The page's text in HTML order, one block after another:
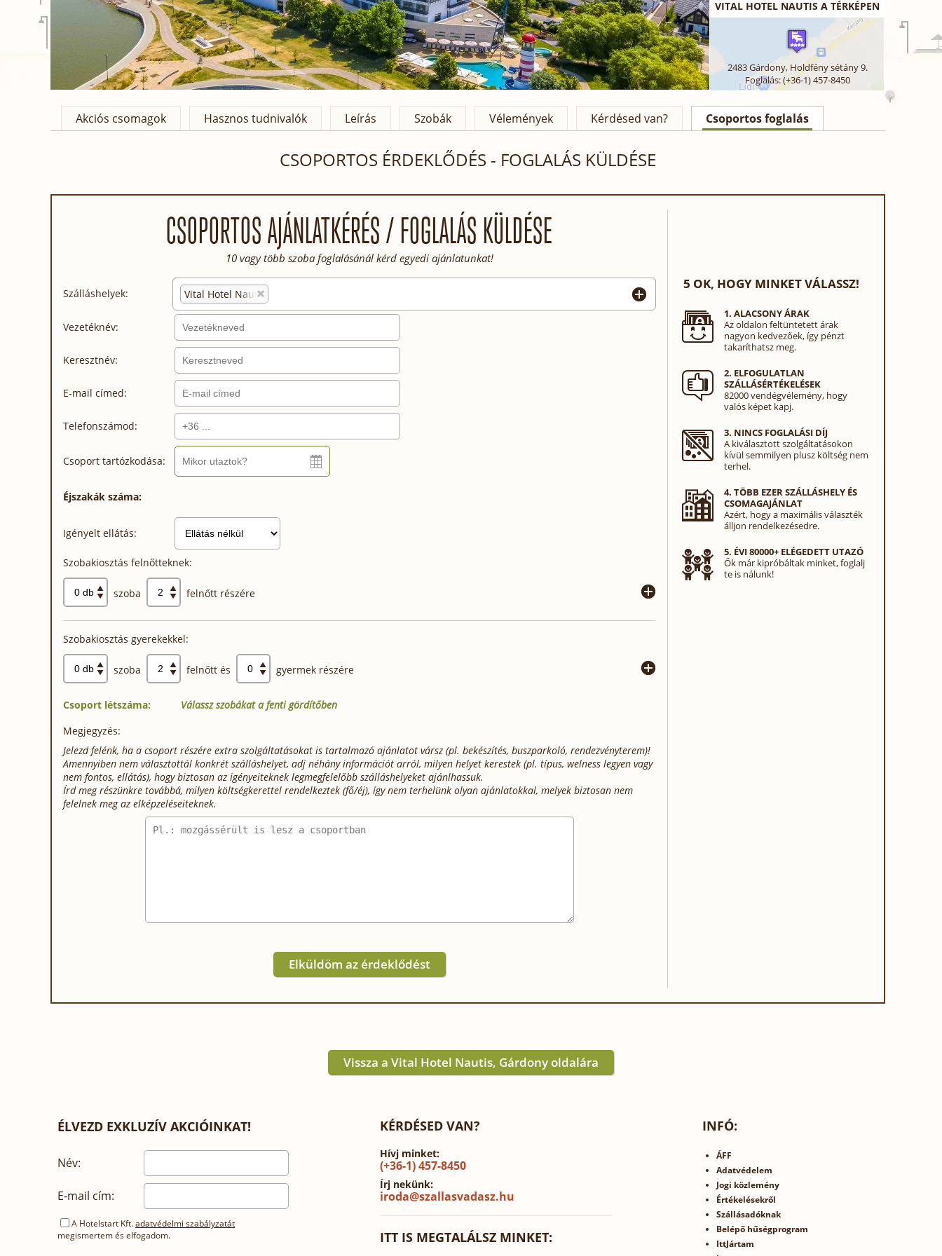
Tisztaság
Ár / érték arány
Étkezés
Elhelyezkedés
VITAL HOTEL NAUTIS A TÉRKÉPEN
2483Gárdony, Holdfény sétány 9.
Foglalás: (+36-1) 457-8450
Akciós csomagok Hasznos tudnivalók Leírás Szobák Vélemények Kérdésed van? Csoportos foglalás
CSOPORTOS ÉRDEKLŐDÉS - FOGLALÁS KÜLDÉSE
CSOPORTOS AJÁNLATKÉRÉS / FOGLALÁS KÜLDÉSE
10 vagy több szoba foglalásánál kérd egyedi ajánlatunkat!
Szálláshelyek: Vital Hotel Nautis
Vezetéknév:
Keresztnév:
E-mail címed:
Telefonszámod:
Csoport tartózkodása:
Éjszakák száma:
Igényelt ellátás:
Szobakiosztás felnőtteknek:
szoba felnőtt részére
Szobakiosztás gyerekekkel:
szoba felnőtt és gyermek részére
Csoport létszáma:
Válassz szobákat a fenti gördítőben
Megjegyzés:
Jelezd felénk, ha a csoport részére extra szolgáltatásokat is tartalmazó ajánlatot vársz (pl. bekészítés, buszparkoló, rendezvényterem)!
Amennyiben nem választottál konkrét szálláshelyet, adj néhány információt arról, milyen helyet kerestek (pl. típus, welness legyen vagy
nem fontos, ellátás), hogy biztosan az igényeiteknek legmegfelelőbb szálláshelyeket ajánlhassuk.
Írd meg részünkre továbbá, milyen költségkerettel rendelkeztek (fő/éj), így nem terhelünk olyan ajánlatokkal, melyek biztosan nem
felelnek meg az elképzeléseiteknek.
Elküldöm az érdeklődést
5 OK, HOGY MINKET VÁLASSZ!
1. ALACSONY ÁRAK
Az oldalon feltüntetett árak
nagyon kedvezőek, így pénzt
takaríthatsz meg.
2. ELFOGULATLAN
SZÁLLÁSÉRTÉKELÉSEK
82000 vendégvélemény, hogy
valós képet kapj.
3. NINCS FOGLALÁSI DÍJ
A kiválasztott szolgáltatásokon
kívül semmilyen plusz költség nem
terhel.
4. TÖBB EZER SZÁLLÁSHELY ÉS
CSOMAGAJÁNLAT
Azért, hogy a maximális választék
álljon rendelkezésedre.
5. ÉVI 80000+ ELÉGEDETT UTAZÓ
Ők már kipróbáltak minket, foglalj
te is nálunk!
Vissza a Vital Hotel Nautis, Gárdony oldalára
ÉLVEZD EXKLUZÍV AKCIÓINKAT!
Név:
E-mail cím:
A Hotelstart Kft.adatvédelmi szabályzatát
megismertem és elfogadom.
KÉRDÉSED VAN?
Hívj minket:
(+36-1) 457-8450
Írj nekünk:
iroda@szallasvadasz.hu
ITT IS MEGTALÁLSZ MINKET:
INFÓ:
ÁFF
Adatvédelem
Jogi közlemény
Értékelésekről
Szállásadóknak
Belépő hűségprogram
IttJártam